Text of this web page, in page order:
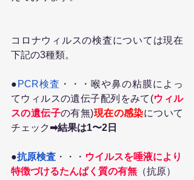
コロナウィルスの検査については現在
下記の3種類。
● PCR検査 ・・・喉や鼻の粘膜によっ
てウィルスの遺伝子配列をみて(ウィル
スの遺伝子の有無)現在の感染について
チェック ➡結果は1〜2日
●抗原検査 ・・・ ウイルスを唾液により
特徴づけるたんぱく質の有無 （抗原）